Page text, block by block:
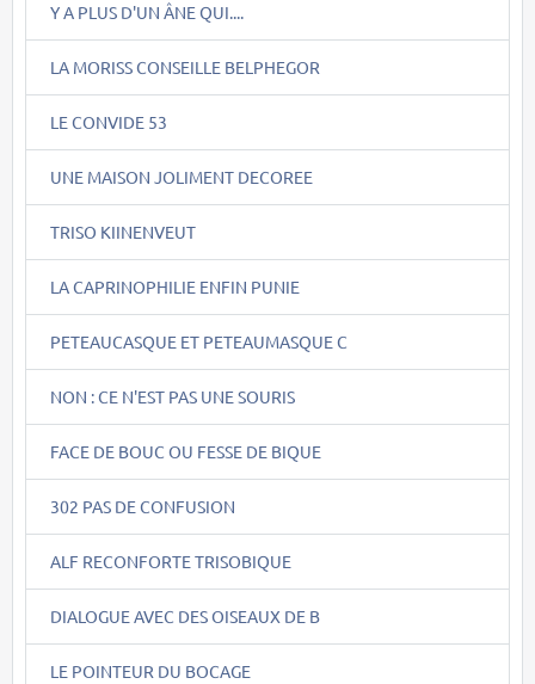
Y A PLUS D'UN ÂNE QUI....
LA MORISS CONSEILLE BELPHEGOR
LE CONVIDE 53
UNE MAISON JOLIMENT DECOREE
TRISO KIINENVEUT
LA CAPRINOPHILIE ENFIN PUNIE
PETEAUCASQUE ET PETEAUMASQUE C
NON : CE N'EST PAS UNE SOURIS
FACE DE BOUC OU FESSE DE BIQUE
302 PAS DE CONFUSION
ALF RECONFORTE TRISOBIQUE
DIALOGUE AVEC DES OISEAUX DE B
LE POINTEUR DU BOCAGE